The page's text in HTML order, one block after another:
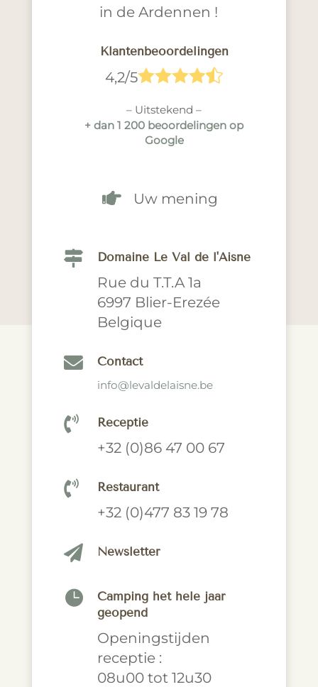
in de Ardennen !
Klantenbeoordelingen
4,2/5
– Uitstekend –
+ dan 1 200 beoordelingen op
Google
 Uw mening
 Domaine Le Val de l'Aisne
Rue du T.T.A 1a
6997 Blier-Erezée
Belgique
 Contact
info@levaldelaisne.be
 Receptie
+32 (0)86 47 00 67
 Restaurant
+32 (0)477 83 19 78
 Newsletter

Camping het hele jaar
geopend
Openingstijden
receptie :
08u00 tot 12u30